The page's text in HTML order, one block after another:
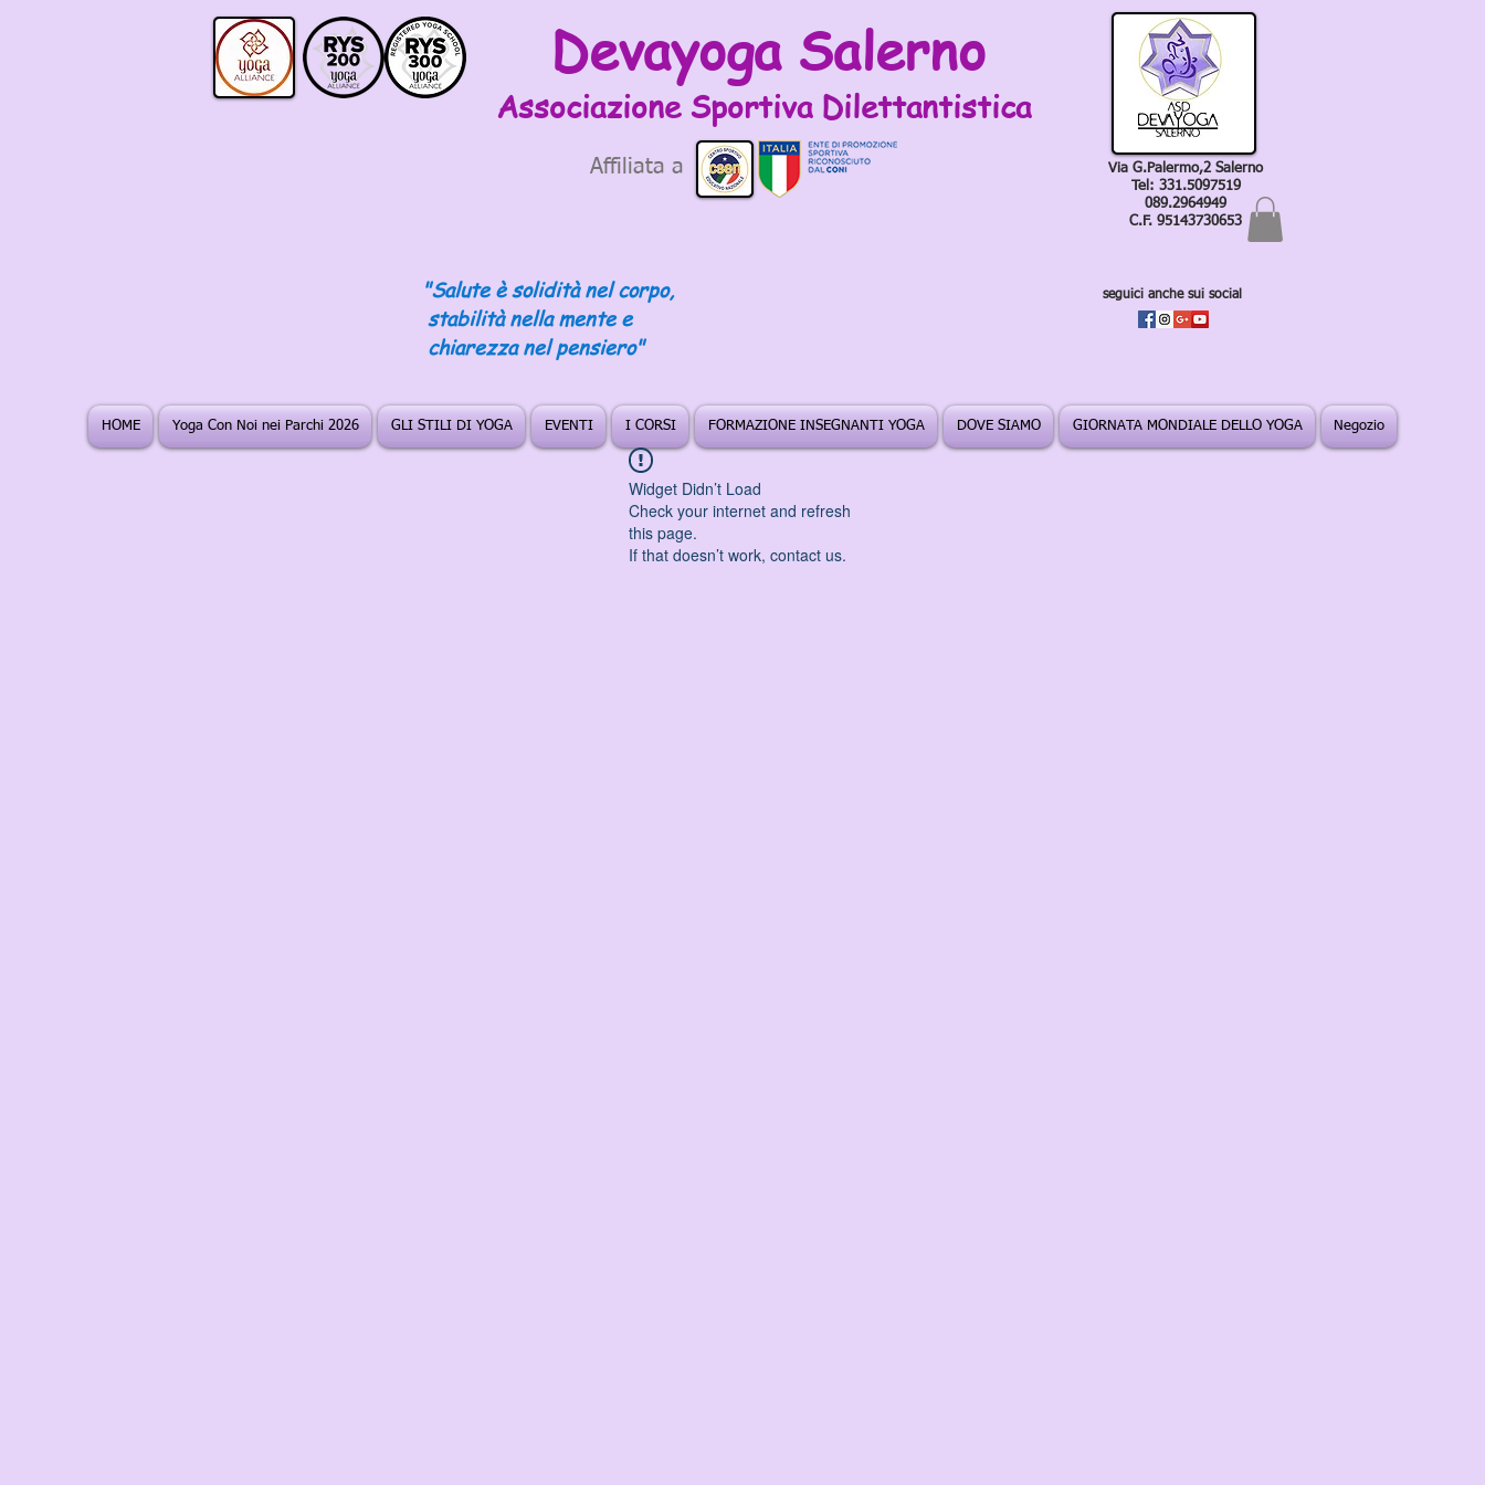
Devayoga Salerno
Associazione Sportiva Dilettantistica
Affiliata a
"Salute è solidità nel corpo,
stabilità nella mente e
chiarezza nel pensiero"
Via G.Palermo,2 Salerno
Tel: 331.5097519
089.2964949
C.F. 95143730653
seguici anche sui social
HOME Yoga Con Noi nei Parchi 2026 GLI STILI DI YOGA EVENTI I CORSI FORMAZIONE INSEGNANTI YOGA DOVE SIAMO GIORNATA MONDIALE DELLO YOGA Negozio
Widget Didn’t Load
Check your internet and refresh
this page.
If that doesn’t work, contact us.